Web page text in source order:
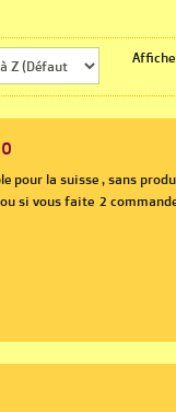
pour la suisse , sans
si vous faite 2